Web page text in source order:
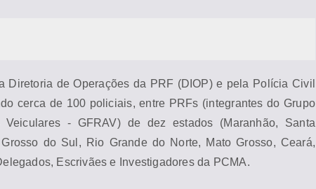
Diretoria de Operações da PRF (DIOP) e pela Polícia Civil
cerca de 100 policiais, entre PRFs (integrantes do Grupo
Veiculares - GFRAV) de dez estados (Maranhão, Santa
do Sul, Rio Grande do Norte, Mato Grosso, Ceará,
Escrivães e Investigadores da PCMA.